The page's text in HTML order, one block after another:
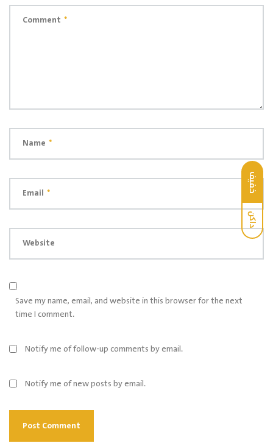
خفيف
داكن
Comment *
Name *
Email *
Website
Save my name, email, and website in this browser for the next
time I comment.
Notify me of follow-up comments by email.
Notify me of new posts by email.